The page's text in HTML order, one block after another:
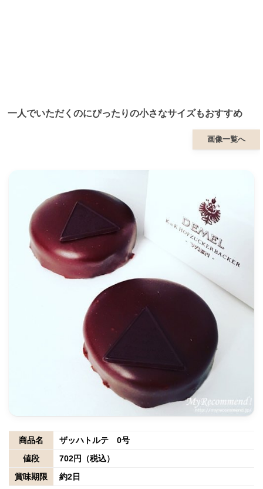
一人でいただくのにぴったりの小さなサイズもおすすめ
画像一覧へ
商品名
ザッハトルテ 0号
値段
702円（税込）
賞味期限
約2日